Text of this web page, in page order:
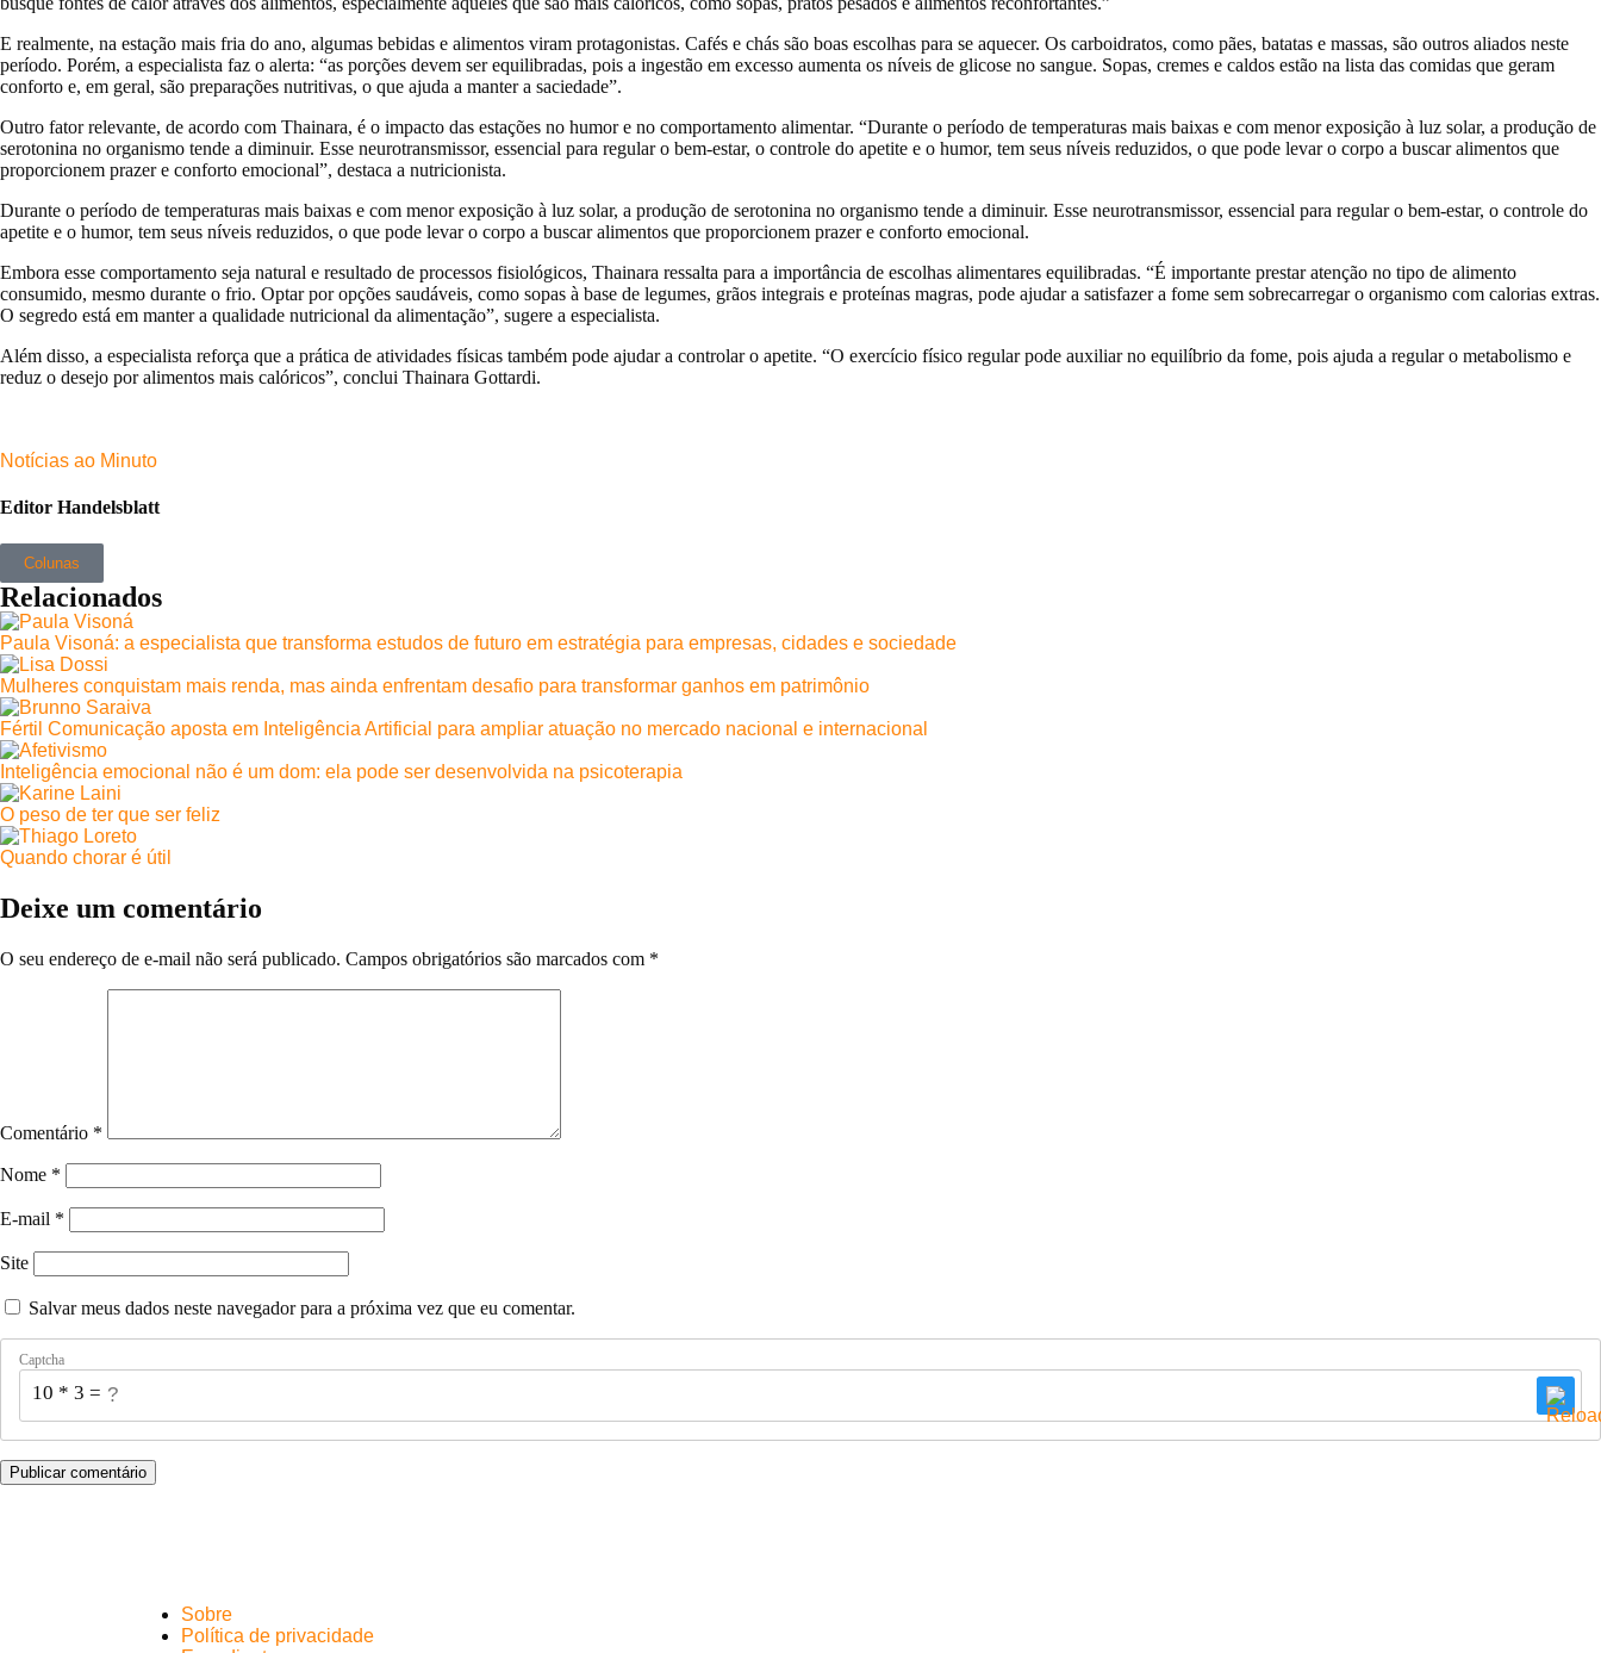
E realmente, na estação mais fria do ano, algumas bebidas e alimentos viram protagonistas. Cafés e chás são boas escolhas para se aquecer. Os carboidratos, como pães, batatas e massas, são outros aliados neste
período. Porém, a especialista faz o alerta: “as porções devem ser equilibradas, pois a ingestão em excesso aumenta os níveis de glicose no sangue. Sopas, cremes e caldos estão na lista das comidas que geram
conforto e, em geral, são preparações nutritivas, o que ajuda a manter a saciedade”.
Outro fator relevante, de acordo com Thainara, é o impacto das estações no humor e no comportamento alimentar. “Durante o período de temperaturas mais baixas e com menor exposição à luz solar, a produção de
serotonina no organismo tende a diminuir. Esse neurotransmissor, essencial para regular o bem-estar, o controle do apetite e o humor, tem seus níveis reduzidos, o que pode levar o corpo a buscar alimentos que
proporcionem prazer e conforto emocional”, destaca a nutricionista.
Durante o período de temperaturas mais baixas e com menor exposição à luz solar, a produção de serotonina no organismo tende a diminuir. Esse neurotransmissor, essencial para regular o bem-estar, o controle do
apetite e o humor, tem seus níveis reduzidos, o que pode levar o corpo a buscar alimentos que proporcionem prazer e conforto emocional.
Embora esse comportamento seja natural e resultado de processos fisiológicos, Thainara ressalta para a importância de escolhas alimentares equilibradas. “É importante prestar atenção no tipo de alimento
consumido, mesmo durante o frio. Optar por opções saudáveis, como sopas à base de legumes, grãos integrais e proteínas magras, pode ajudar a satisfazer a fome sem sobrecarregar o organismo com calorias extras.
O segredo está em manter a qualidade nutricional da alimentação”, sugere a especialista.
Além disso, a especialista reforça que a prática de atividades físicas também pode ajudar a controlar o apetite. “O exercício físico regular pode auxiliar no equilíbrio da fome, pois ajuda a regular o metabolismo e
reduz o desejo por alimentos mais calóricos”, conclui Thainara Gottardi.
Notícias ao Minuto
Editor Handelsblatt
Colunas
Relacionados
Paula Visoná: a especialista que transforma estudos de futuro em estratégia para empresas, cidades e sociedade
Mulheres conquistam mais renda, mas ainda enfrentam desafio para transformar ganhos em patrimônio
Fértil Comunicação aposta em Inteligência Artificial para ampliar atuação no mercado nacional e internacional
Inteligência emocional não é um dom: ela pode ser desenvolvida na psicoterapia
O peso de ter que ser feliz
Quando chorar é útil
Deixe um comentário
O seu endereço de e-mail não será publicado. Campos obrigatórios são marcados com *
Comentário *
Nome *
E-mail *
Site
Salvar meus dados neste navegador para a próxima vez que eu comentar.
Captcha
10 * 3 = ?
Sobre
Política de privacidade